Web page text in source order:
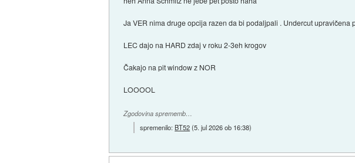
Ja VER nima druge opcija razen da bi podaljpali . Undercut
LEC dajo na HARD zdaj v roku 2-3eh krogov
Čakajo na pit window z NOR
LOOOOL
Zgodovina sprememb…
spremenilo:BT52(5. jul 2026 ob 16:38)